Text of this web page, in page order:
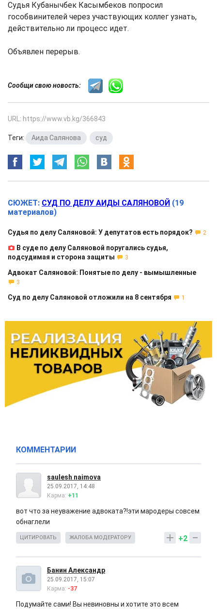
Судья Кубанычбек Касымбеков попросил
гособвинителей через участвующих коллег узнать,
действительно ли процесс идет.
Объявлен перерыв.
Сообщи свою новость:
URL: https://www.vb.kg/366843
Теги: Аида Салянова суд
СЮЖЕТ: СУД ПО ДЕЛУ АИДЫ САЛЯНОВОЙ (19
материалов)
Судья по делу Саляновой: У депутатов есть порядок? 2
В суде по делу Саляновой поругались судья,
подсудимая и сторона защиты
3
Адвокат Саляновой: Понятые по делу - вымышленные
3
Суд по делу Саляновой отложили на 8 сентября 1
КОММЕНТАРИИ
saulesh naimova
25.09.2017, 14:48
Карма: +11
вот что за неуважение адвоката?!эти мародеры совсем
обнаглели
+2
ЦИТИРОВАТЬ ЖАЛОБА МОДЕРАТОРУ
Банин Александр
25.09.2017, 15:07
Карма: -37
Подумайте сами! Вы невиновны и хотите это всем